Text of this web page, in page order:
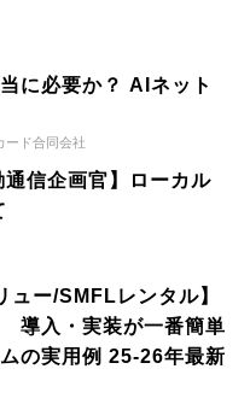
に必要か？ AIネット
ード合同会社
通信企画官】ローカル
ュー/SMFLレンタル】
導入・実装が一番簡単
の実用例 25-26年最新